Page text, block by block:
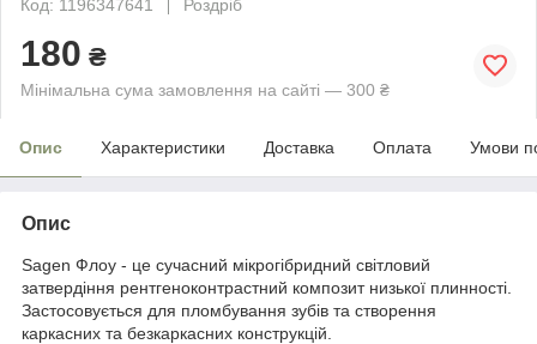
Код: 1196347641
Роздріб
180 ₴
Мінімальна сума замовлення на сайті — 300 ₴
Опис Характеристики Доставка Оплата Умови
Опис
Sagen Флоу - це сучасний мікрогібридний світловий
затвердіння рентгеноконтрастний композит низької плинності.
Застосовується для пломбування зубів та створення
каркасних та безкаркасних конструкцій.